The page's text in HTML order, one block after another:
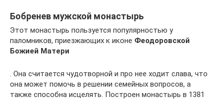
Бобренев мужской монастырь
Этот монастырь пользуется популярностью у
паломников, приезжающих к иконе Феодоровской
Божией Матери
. Она считается чудотворной и про нее ходит слава, что
она может помочь в решении семейных вопросов, а
также способна исцелять. Построен монастырь в 1381